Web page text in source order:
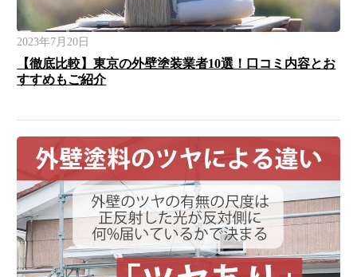
2023年7月20日
【徹底比較】東京の外壁塗装業者10選！口コミ内容とお
すすめもご紹介